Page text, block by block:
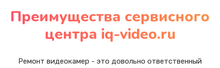
Заказать
от 490 руб.
Преимущества сервисного
центра iq-video.ru
Ремонт видеокамер - это довольно ответственный